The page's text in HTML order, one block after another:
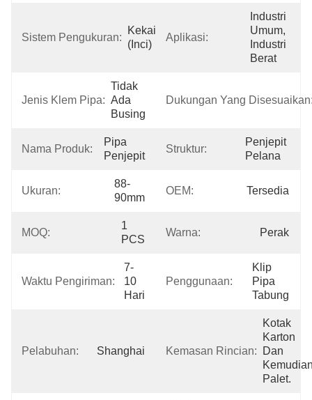
Sistem Pengukuran:
Kekaisaran
(Inci)
Aplikasi:
Industri
Umum,
Industri
Berat
Jenis Klem Pipa:
Tidak
Ada
Busing
Dukungan Yang
Nama Produk:
Pipa
Penjepit
Struktur:
Penjepit
Pelana
Ukuran:
88-
90mm
OEM: Tersedia
MOQ:
1
PCS
Warna: Perak
Waktu Pengiriman:
7-
10
Hari
Penggunaan:
Klip
Pipa
Tabung
Pelabuhan: Shanghai Kemasan Rincian:
Kotak
Karton
Dan
Palet.